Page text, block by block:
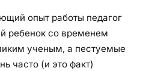
опыт работы педагог
ребенок со временем
ученым, а пестуемые
часто (и это факт)